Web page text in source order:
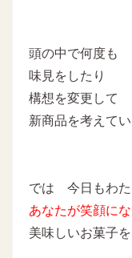
頭の中で何度も
味見をしたり
構想を変更して
新商品を考えて
では 今日もわた
あなたが笑顔に
美味しいお菓子